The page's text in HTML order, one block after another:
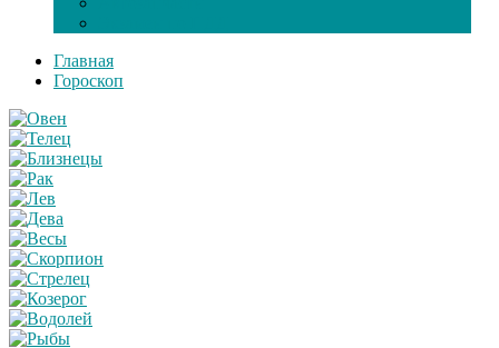
Главная
Гороскоп